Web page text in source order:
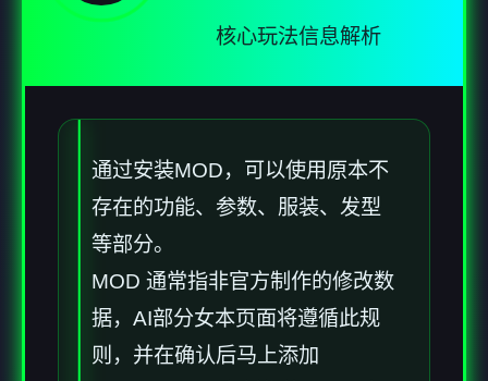
核心玩法信息解析
通过安装MOD，可以使用原本不
存在的功能、参数、服装、发型
等部分。
MOD 通常指非官方制作的修改数
据，AI部分女本页面将遵循此规
则，并在确认后马上添加